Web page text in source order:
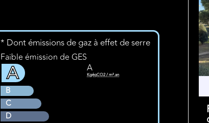
* Dont émissions de gaz à effet de serre
Faible émission de GES
A
B
C
D
A
KgéqCO2 / m².an